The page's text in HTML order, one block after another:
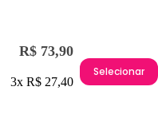
R$ 73,90
3x R$ 27,40
Selecionar